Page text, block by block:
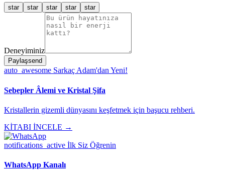
star star star star star
Deneyiminiz
Paylaşsend
auto_awesome Sarkaç Adam'dan Yeni!
Sebepler Âlemi ve Kristal Şifa
Kristallerin gizemli dünyasını keşfetmek için başucu rehberi.
KİTABI İNCELE →
notifications_active İlk Siz Öğrenin
WhatsApp Kanalı